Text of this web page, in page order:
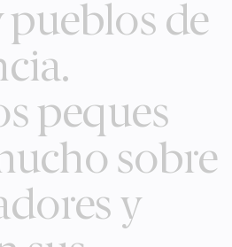
pueblos de
peques
sobre
y